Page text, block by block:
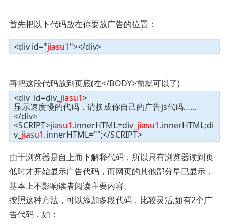
首先把以下代码放在你要放广告的位置：
<div id="jiasu1"></div>
再把这段代码放到页底(在</BODY>前就可以了)
<div id=div_ jiasu1>
显示速度慢的代码，请换成你自己的广告js代码……
</div>
<SCRIPT>jiasu1.innerHTML=div_ jiasu1.innerHTML;di
v_ jiasu1.innerHTML="";</SCRIPT>
由于浏览器是自上而下解释代码，所以只有浏览器读到页
低时才开始显示广告代码，而网页的其他部分早已显示，
基本上不影响读者阅读主要内容。
按照这种方法，可以添加多段代码，比较灵活,如有2个广
告代码，如：